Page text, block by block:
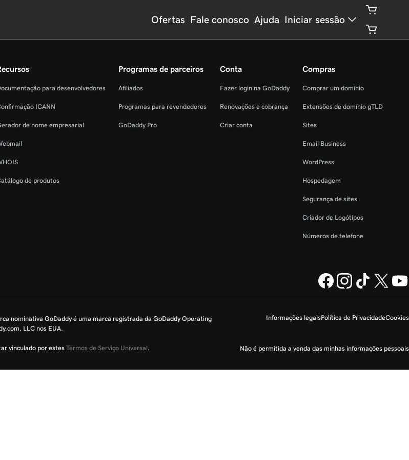
Ofertas Fale conosco Ajuda Iniciar sessão
para desenvolvedores
ICANN
de nome empresarial
de produtos
Programas de parceiros
Afiliados
Programas para revendedores
GoDaddy Pro
Conta
Fazer login na GoDaddy
Renovações e cobrança
Criar conta
Compras
Comprar um domínio
Extensões de domínio gTLD
Sites
Email Business
WordPress
Hospedagem
Segurança de sites
Criador de Logótipos
Números de telefone
Informações legaisPolítica de PrivacidadeCookies
Não é permitida a venda das minhas informações pessoais
nominativa GoDaddy é uma marca registrada da GoDaddy Operating
LLC nos EUA.
vinculado por estes Termos de Serviço Universal.